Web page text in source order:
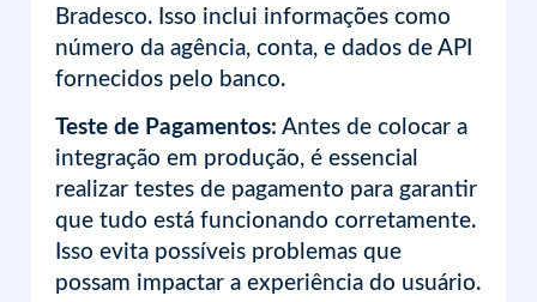
Bradesco. Isso inclui informações como
número da agência, conta, e dados de API
fornecidos pelo banco.
Teste de Pagamentos: Antes de colocar a
integração em produção, é essencial
realizar testes de pagamento para garantir
que tudo está funcionando corretamente.
Isso evita possíveis problemas que
possam impactar a experiência do usuário.